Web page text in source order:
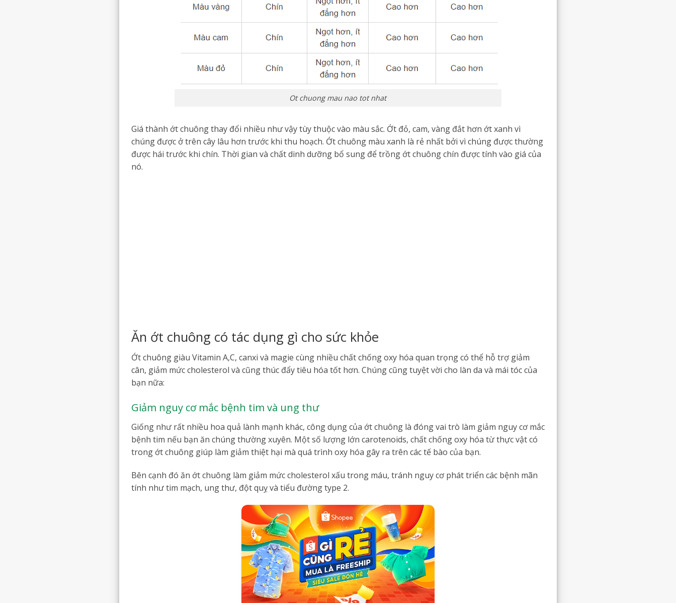
Ot chuong mau nao tot nhat
Giá thành ớt chuông thay đổi nhiều như vậy tùy thuộc vào màu sắc. Ớt đỏ, cam, vàng đắt hơn ớt xanh vì
chúng được ở trên cây lâu hơn trước khi thu hoạch. Ớt chuông màu xanh là rẻ nhất bởi vì chúng được thường
được hái trước khi chín. Thời gian và chất dinh dưỡng bổ sung để trồng ớt chuông chín được tính vào giá của
nó.
Ăn ớt chuông có tác dụng gì cho sức khỏe
Ớt chuông giàu Vitamin A,C, canxi và magie cùng nhiều chất chống oxy hóa quan trọng có thể hỗ trợ giảm
cân, giảm mức cholesterol và cũng thúc đẩy tiêu hóa tốt hơn. Chúng cũng tuyệt vời cho làn da và mái tóc của
bạn nữa:
Giảm nguy cơ mắc bệnh tim và ung thư
Giống như rất nhiều hoa quả lành mạnh khác, công dụng của ớt chuông là đóng vai trò làm giảm nguy cơ mắc
bệnh tim nếu bạn ăn chúng thường xuyên. Một số lượng lớn carotenoids, chất chống oxy hóa từ thực vật có
trong ớt chuông giúp làm giảm thiệt hại mà quá trình oxy hóa gây ra trên các tế bào của bạn.
Bên cạnh đó ăn ớt chuông làm giảm mức cholesterol xấu trong máu, tránh nguy cơ phát triển các bệnh mãn
tính như tim mạch, ung thư, đột quỵ và tiểu đường type 2.